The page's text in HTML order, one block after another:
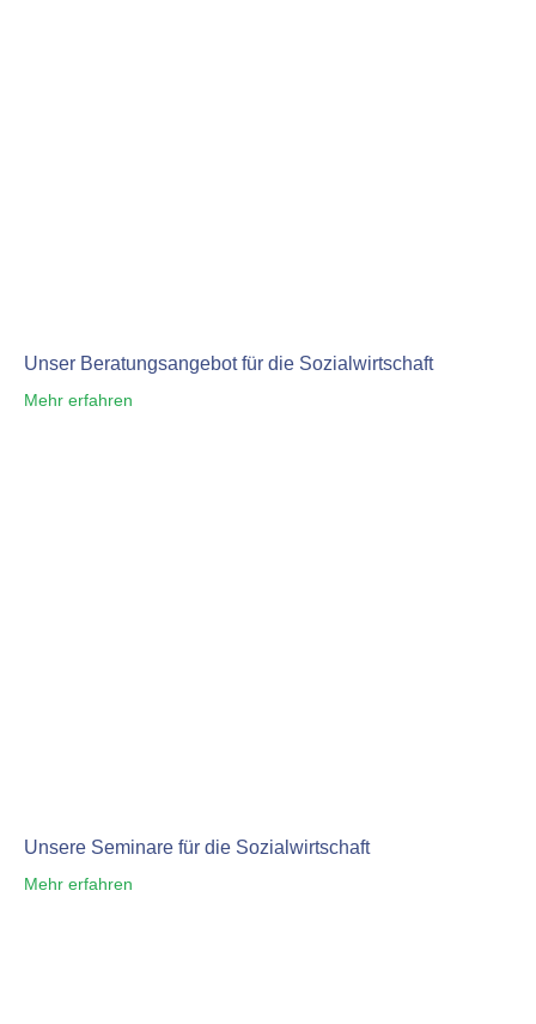
Unser Beratungsangebot für die Sozialwirtschaft
Mehr erfahren
Unsere Seminare für die Sozialwirtschaft
Mehr erfahren